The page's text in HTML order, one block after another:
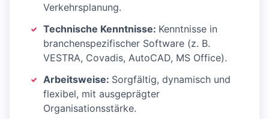
Verkehrsplanung.
Technische Kenntnisse: Kenntnisse in
branchenspezifischer Software (z. B.
VESTRA, Covadis, AutoCAD, MS Office).
Arbeitsweise: Sorgfältig, dynamisch und
flexibel, mit ausgeprägter
Organisationsstärke.